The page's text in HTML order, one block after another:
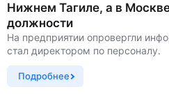
Нижнем Тагиле, а в
должности
На предприятии опровергли
стал директором по персоналу.
Подробнее